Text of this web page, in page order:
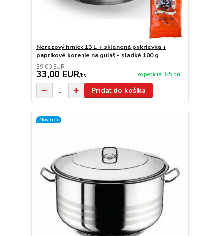
Nerezový hrniec 13 L + sklenená pokrievka +
paprikové korenie na guláš - sladké 100 g
39,00 EUR
33,00 EUR/ks expedícia 3-5 dní
Pridať do košíka
Novinka